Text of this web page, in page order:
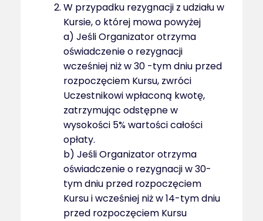
W przypadku rezygnacji z udziału w
Kursie, o której mowa powyżej
a) Jeśli Organizator otrzyma
oświadczenie o rezygnacji
wcześniej niż w 30 -tym dniu przed
rozpoczęciem Kursu, zwróci
Uczestnikowi wpłaconą kwotę,
zatrzymując odstępne w
wysokości 5% wartości całości
opłaty.
b) Jeśli Organizator otrzyma
oświadczenie o rezygnacji w 30-
tym dniu przed rozpoczęciem
Kursu i wcześniej niż w 14-tym dniu
przed rozpoczęciem Kursu